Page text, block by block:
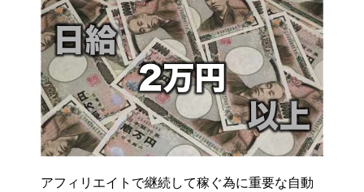
アフィリエイトで継続して稼ぐ為に重要な自動